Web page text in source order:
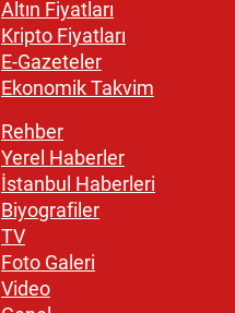
Altın Fiyatları
Kripto Fiyatları
E-Gazeteler
Ekonomik Takvim
Rehber
Yerel Haberler
İstanbul Haberleri
Biyografiler
TV
Foto Galeri
Video